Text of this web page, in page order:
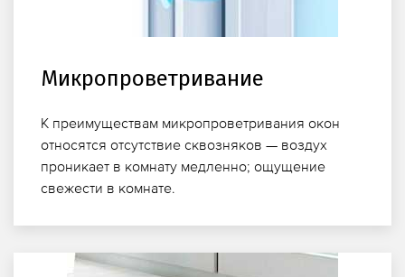
Микропроветривание
К преимуществам микропроветривания окон
относятся отсутствие сквозняков — воздух
проникает в комнату медленно; ощущение
свежести в комнате.